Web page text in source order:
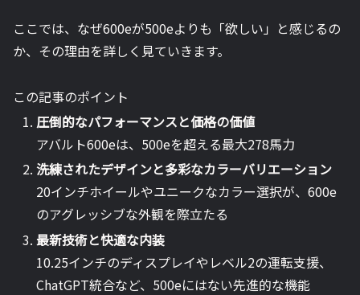
ここでは、なぜ600eが500eよりも「欲しい」と感じるの
か、その理由を詳しく見ていきます。
この記事のポイント
圧倒的なパフォーマンスと価格の価値
アバルト600eは、500eを超える最大278馬力
洗練されたデザインと多彩なカラーバリエーション
20インチホイールやユニークなカラー選択が、600e
のアグレッシブな外観を際立たる
最新技術と快適な内装
10.25インチのディスプレイやレベル2の運転支援、
ChatGPT統合など、500eにはない先進的な機能